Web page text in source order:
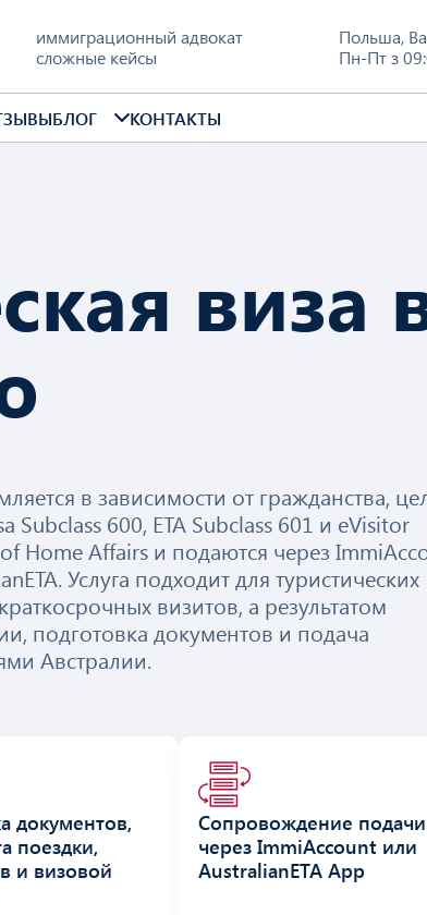
иммиграционный адвокат
сложные кейсы
Польша,
Пн-Пт з
БЛОГ КОНТАКТЫ
виза
в зависимости от гражданства,
600, ETA Subclass 601 и eVisitor
Home Affairs и подаются через
Услуга подходит для туристических
визитов, а результатом
подготовка документов и подача
Австралии.
документов,
поездки,
и визовой
Сопровождение подачи
через ImmiAccount или
AustralianETA App